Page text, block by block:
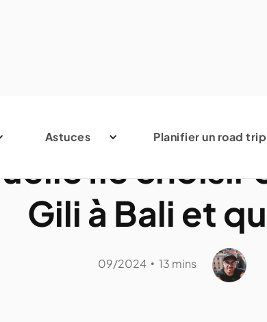
Astuces Planifier un road trip
île choisir
Gili à Bali et
09/2024 • 13 mins